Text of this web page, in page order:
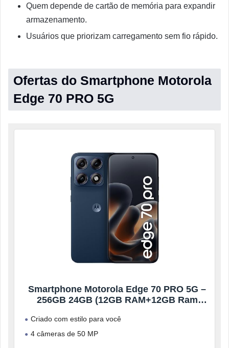
Quem depende de cartão de memória para expandir
armazenamento.
Usuários que priorizam carregamento sem fio rápido.
Ofertas do Smartphone Motorola
Edge 70 PRO 5G
Smartphone Motorola Edge 70 PRO 5G –
256GB 24GB (12GB RAM+12GB Ram
extreme AMOLED 144Hz, Bateria 6500
mAh, IP68/IP69 – Azul Escuro
Criado com estilo para você
4 câmeras de 50 MP